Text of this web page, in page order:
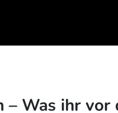
– Was ihr vor